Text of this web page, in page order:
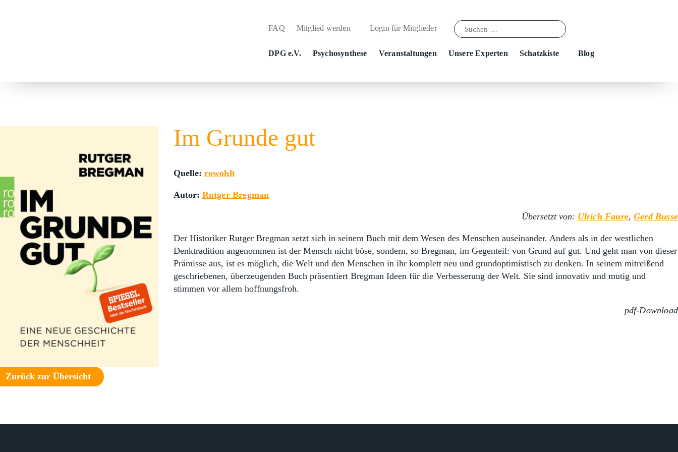
FAQ Mitglied werden Login für Mitglieder
DPG e.V. Psychosynthese Veranstaltungen Unsere Experten Schatzkiste Blog
Im Grunde gut
Quelle: rowohlt
Autor: Rutger Bregman
Übersetzt von: Ulrich Faure, Gerd Busse
Der Historiker Rutger Bregman setzt sich in seinem Buch mit dem Wesen des Menschen auseinander. Anders als in der westlichen
Denktradition angenommen ist der Mensch nicht böse, sondern, so Bregman, im Gegenteil: von Grund auf gut. Und geht man von dieser
Prämisse aus, ist es möglich, die Welt und den Menschen in ihr komplett neu und grundoptimistisch zu denken. In seinem mitreißend
geschriebenen, überzeugenden Buch präsentiert Bregman Ideen für die Verbesserung der Welt. Sie sind innovativ und mutig und
stimmen vor allem hoffnungsfroh.
pdf-Download
Zurück zur Übersicht